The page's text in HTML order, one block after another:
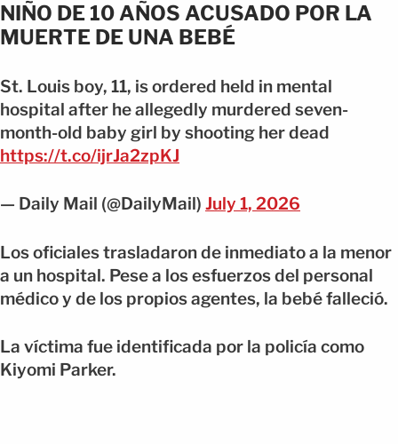
NIÑO DE 10 AÑOS ACUSADO POR LA
MUERTE DE UNA BEBÉ
St. Louis boy, 11, is ordered held in mental
hospital after he allegedly murdered seven-
month-old baby girl by shooting her dead
https://t.co/ijrJa2zpKJ
— Daily Mail (@DailyMail) July 1, 2026
Los oficiales trasladaron de inmediato a la menor
a un hospital. Pese a los esfuerzos del personal
médico y de los propios agentes, la bebé falleció.
La víctima fue identificada por la policía como
Kiyomi Parker.